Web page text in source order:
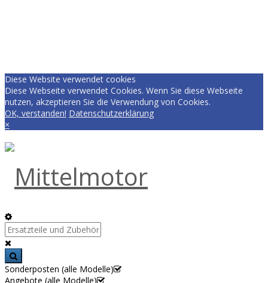
Diese Website verwendet cookies
Diese Webseite verwendet Cookies. Wenn Sie diese Webseite
nutzen, akzeptieren Sie die Verwendung von Cookies.
OK, verstanden! Datenschutzerklärung
×
Sonderposten (alle Modelle)
Angebote (alle Modelle)